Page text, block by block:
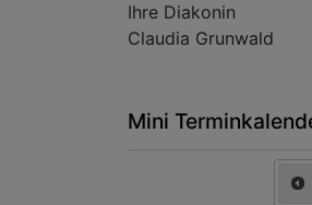
Ihre Diakonin
Claudia Grunwald
Mini